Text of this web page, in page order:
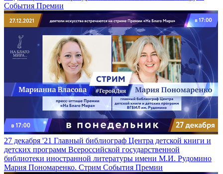
События Премии
27 декабря '21 Главный библиограф Центра детской книги и
детских программ Всероссийской государственной
библиотеки иностранной литературы имени М.И. Рудомино
Мария Пономаренко. Стрим События Премии